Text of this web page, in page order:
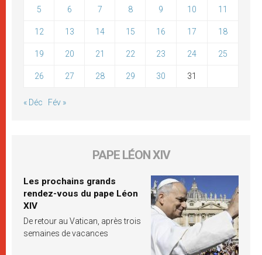
5 6 7 8 9 10 11
12 13 14 15 16 17 18
19 20 21 22 23 24 25
26 27 28 29 30 31
« Déc Fév »
PAPE LÉON XIV
Les prochains grands
rendez-vous du pape Léon
XIV
De retour au Vatican, après trois
semaines de vacances